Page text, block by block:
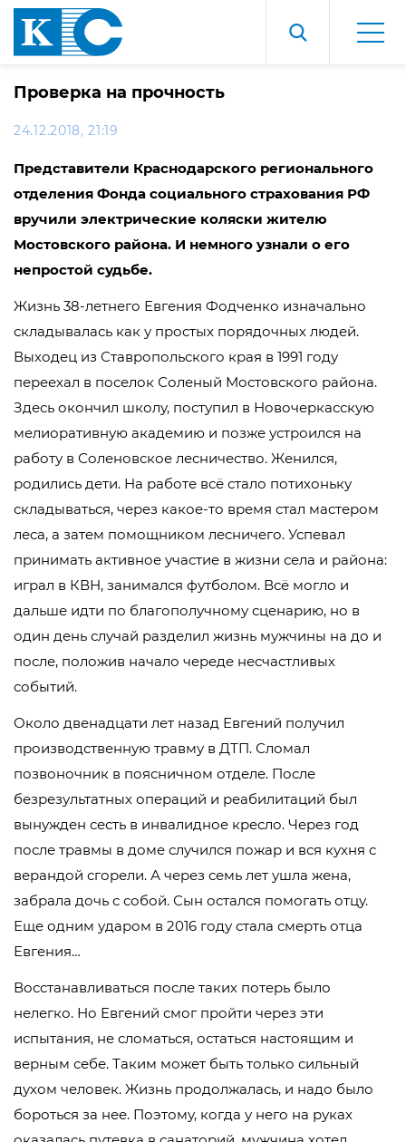
Проверка на прочность
24.12.2018, 21:19
Представители Краснодарского регионального
отделения Фонда социального страхования РФ
вручили электрические коляски жителю
Мостовского района. И немного узнали о его
непростой судьбе.
Жизнь 38-летнего Евгения Фодченко изначально
складывалась как у простых порядочных людей.
Выходец из Ставропольского края в 1991 году
переехал в поселок Соленый Мостовского района.
Здесь окончил школу, поступил в Новочеркасскую
мелиоративную академию и позже устроился на
работу в Соленовское лесничество. Женился,
родились дети. На работе всё стало потихоньку
складываться, через какое-то время стал мастером
леса, а затем помощником лесничего. Успевал
принимать активное участие в жизни села и района:
играл в КВН, занимался футболом. Всё могло и
дальше идти по благополучному сценарию, но в
один день случай разделил жизнь мужчины на до и
после, положив начало череде несчастливых
событий.
Около двенадцати лет назад Евгений получил
производственную травму в ДТП. Сломал
позвоночник в поясничном отделе. После
безрезультатных операций и реабилитаций был
вынужден сесть в инвалидное кресло. Через год
после травмы в доме случился пожар и вся кухня с
верандой сгорели. А через семь лет ушла жена,
забрала дочь с собой. Сын остался помогать отцу.
Еще одним ударом в 2016 году стала смерть отца
Евгения…
Восстанавливаться после таких потерь было
нелегко. Но Евгений смог пройти через эти
испытания, не сломаться, остаться настоящим и
верным себе. Таким может быть только сильный
духом человек. Жизнь продолжалась, и надо было
бороться за нее. Поэтому, когда у него на руках